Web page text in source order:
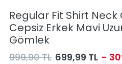
Regular Fit Shirt Neck
Cepsiz Erkek Mavi
Gömlek
999,90 TL 699,99 TL -